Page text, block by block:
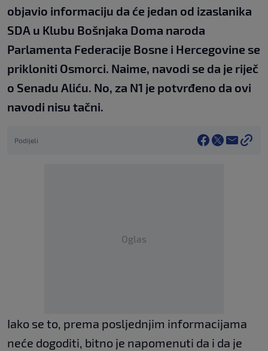
objavio informaciju da će jedan od izaslanika
SDA u Klubu Bošnjaka Doma naroda
Parlamenta Federacije Bosne i Hercegovine se
prikloniti Osmorci. Naime, navodi se da je riječ
o Senadu Aliću. No, za N1 je potvrđeno da ovi
navodi nisu tačni.
Podijeli
Oglas
Iako se to, prema posljednjim informacijama
neće dogoditi, bitno je napomenuti da i da je